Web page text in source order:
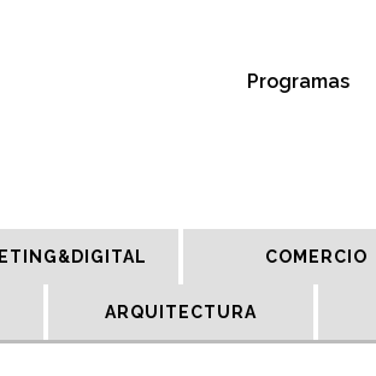
Programas
COMERCIO
ARQUITECTURA